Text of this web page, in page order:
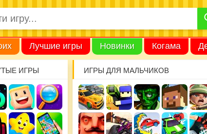
Лучшие игры Новинки Когама
ИГРЫ ИГРЫ ДЛЯ МАЛЬЧИКОВ